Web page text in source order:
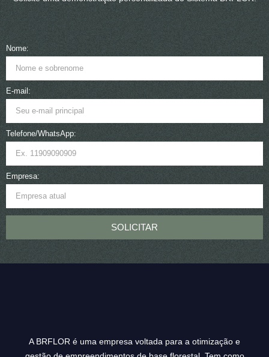
Nome:
E-mail:
Telefone/WhatsApp:
Empresa:
SOLICITAR
A BRFLOR é uma empresa voltada para a otimização e